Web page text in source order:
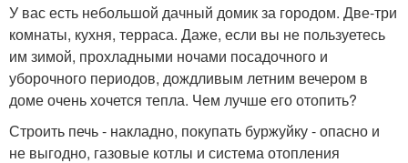
У вас есть небольшой дачный домик за городом. Две-три
комнаты, кухня, терраса. Даже, если вы не пользуетесь
им зимой, прохладными ночами посадочного и
уборочного периодов, дождливым летним вечером в
доме очень хочется тепла. Чем лучше его отопить?
Строить печь - накладно, покупать буржуйку - опасно и
не выгодно, газовые котлы и система отопления